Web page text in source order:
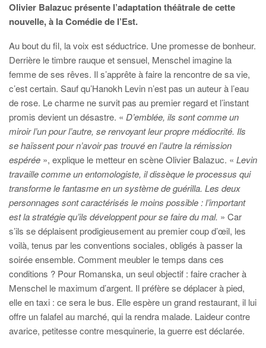
Olivier Balazuc présente l’adaptation théâtrale de cette
nouvelle, à la Comédie de l’Est.
Au bout du fil, la voix est séductrice. Une promesse de bonheur.
Derrière le timbre rauque et sensuel, Menschel imagine la
femme de ses rêves. Il s’apprête à faire la rencontre de sa vie,
c’est certain. Sauf qu’Hanokh Levin n’est pas un auteur à l’eau
de rose. Le charme ne survit pas au premier regard et l’instant
promis devient un désastre. « D’emblée, ils sont comme un
miroir l’un pour l’autre, se renvoyant leur propre médiocrité. Ils
se haïssent pour n’avoir pas trouvé en l’autre la rémission
espérée », explique le metteur en scène Olivier Balazuc. « Levin
travaille comme un entomologiste, il dissèque le processus qui
transforme le fantasme en un système de guérilla. Les deux
personnages sont caractérisés le moins possible : l’important
est la stratégie qu’ils développent pour se faire du mal. » Car
s’ils se déplaisent prodigieusement au premier coup d’œil, les
voilà, tenus par les conventions sociales, obligés à passer la
soirée ensemble. Comment meubler le temps dans ces
conditions ? Pour Romanska, un seul objectif : faire cracher à
Menschel le maximum d’argent. Il préfère se déplacer à pied,
elle en taxi : ce sera le bus. Elle espère un grand restaurant, il lui
offre un falafel au marché, qui la rendra malade. Laideur contre
avarice, petitesse contre mesquinerie, la guerre est déclarée.